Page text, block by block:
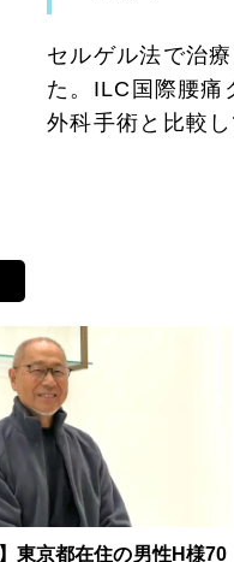
セルゲル法で治
た。ILC国際腰痛
外科手術と比較
東京都在住の男性H様70